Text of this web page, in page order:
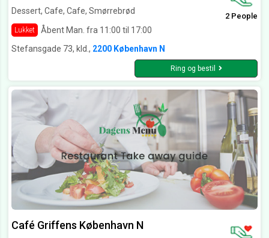
Dessert, Cafe, Cafe, Smørrebrød
Lukket Åbent Man. fra 11:00 til 17:00
2 People
Stefansgade 73, kld., 2200 København N
Ring og bestil
Café Griffens København N